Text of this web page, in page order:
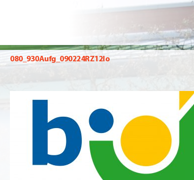
080_930Aufg_090224RZ12lo